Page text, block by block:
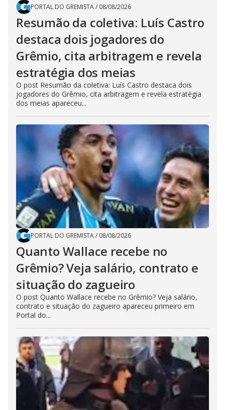
PORTAL DO GREMISTA/ 08/08/2026
Resumão da coletiva: Luís Castro
destaca dois jogadores do
Grêmio, cita arbitragem e revela
estratégia dos meias
O post Resumão da coletiva: Luís Castro destaca dois
jogadores do Grêmio, cita arbitragem e revela estratégia
dos meias apareceu...
PORTAL DO GREMISTA/ 08/08/2026
Quanto Wallace recebe no
Grêmio? Veja salário, contrato e
situação do zagueiro
O post Quanto Wallace recebe no Grêmio? Veja salário,
contrato e situação do zagueiro apareceu primeiro em
Portal do...